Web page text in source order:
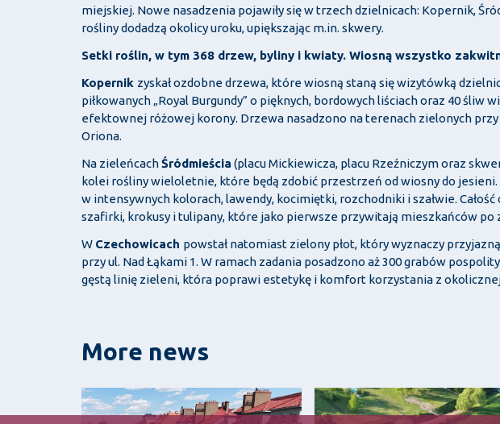
miejskiej. Nowe nasadzenia pojawiły się w trzech dzielnicach: Kopernik,
rośliny dodadzą okolicy uroku, upiększając m.in. skwery.
Setki roślin, w tym 368 drzew, byliny i kwiaty. Wiosną wszystko
Kopernik zyskał ozdobne drzewa, które wiosną staną się wizytówką
piłkowanych „Royal Burgundy” o pięknych, bordowych liściach oraz 40 śliw
efektownej różowej korony. Drzewa nasadzono na terenach zielonych
Oriona.
Na zieleńcachŚródmieścia (placu Mickiewicza, placu Rzeźniczym oraz
kolei rośliny wieloletnie, które będą zdobić przestrzeń od wiosny do
w intensywnych kolorach, lawendy, kocimiętki, rozchodniki i szałwie.
szafirki, krokusy i tulipany, które jako pierwsze przywitają mieszkańców po
W Czechowicach powstał natomiast zielony płot, który wyznaczy
przy ul. Nad Łąkami 1. W ramach zadania posadzono aż 300 grabów
gęstą linię zieleni, która poprawi estetykę i komfort korzystania z
More news